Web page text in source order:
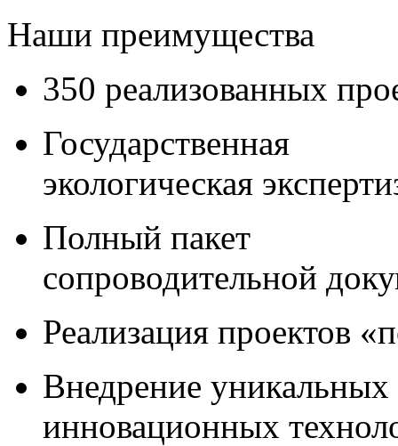
Наши преимущества
350 реализованных
Государственная
экологическая
Полный пакет
сопроводительной
Реализация проектов
Внедрение уникальных
инновационных